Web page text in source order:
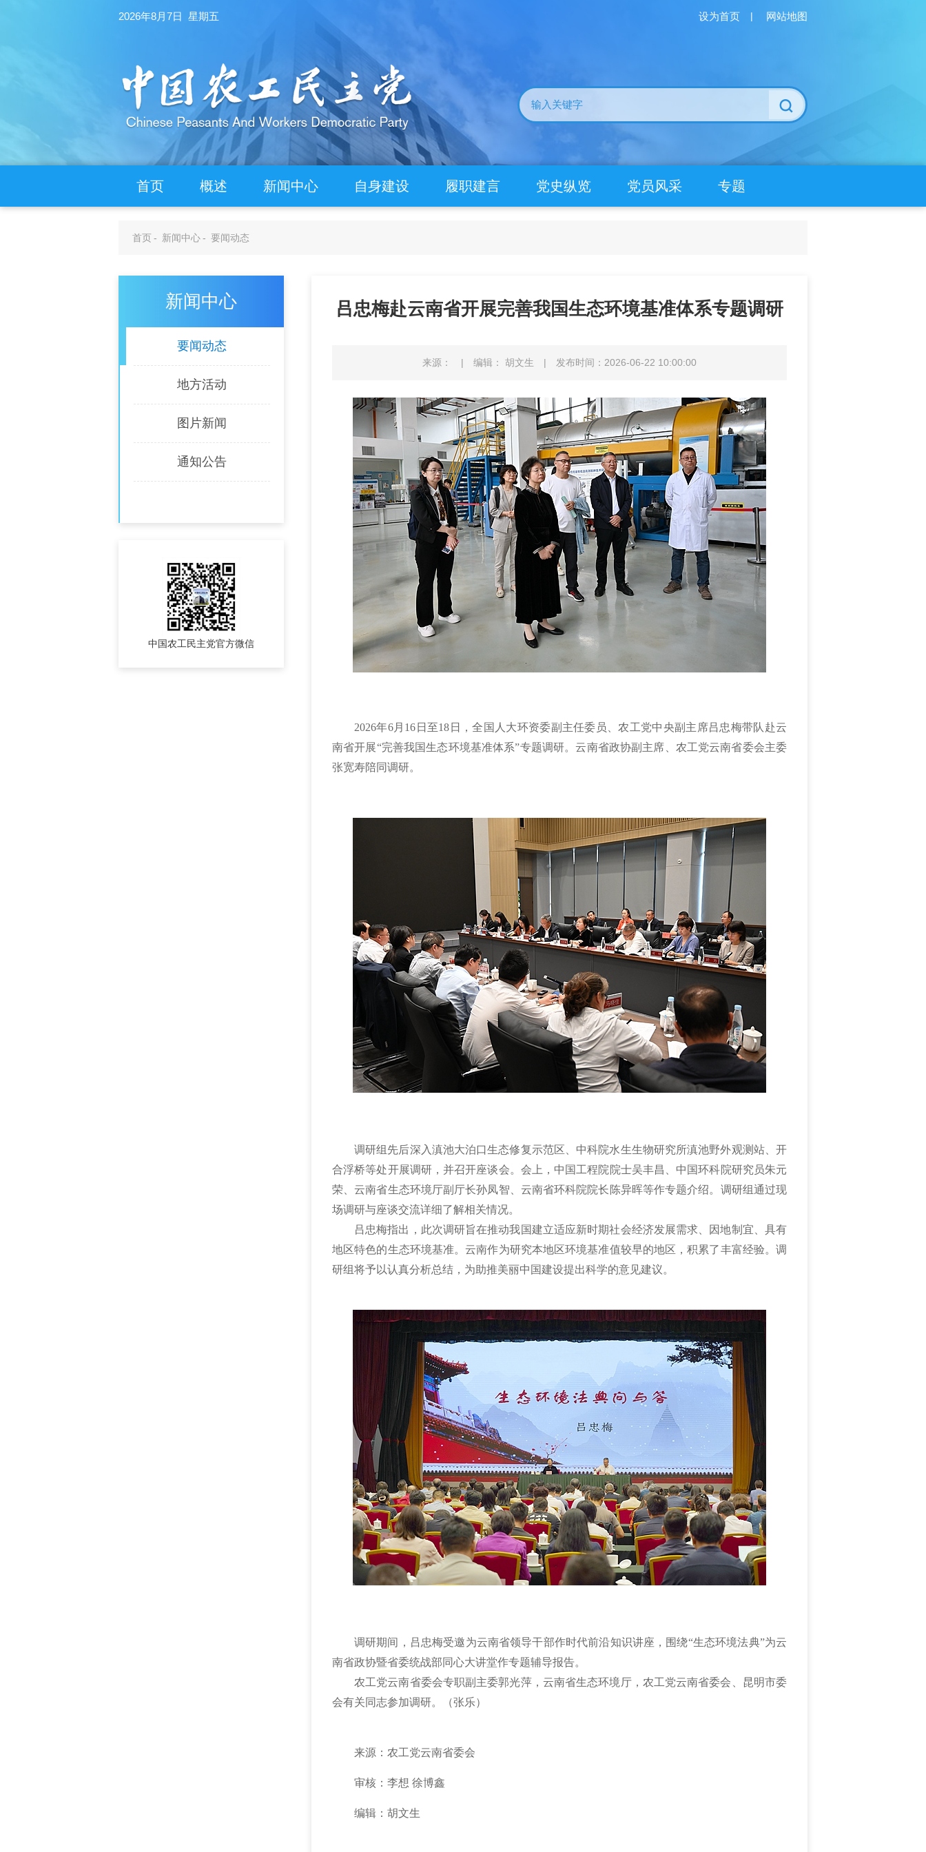
2026年8月7日 星期五 设为首页 | 网站地图
首页 概述 新闻中心 自身建设 履职建言 党史纵览 党员风采 专题
首页- 新闻中心- 要闻动态
新闻中心
要闻动态
地方活动
图片新闻
通知公告
中国农工民主党官方微信
吕忠梅赴云南省开展完善我国生态环境基准体系专题调研
来源： | 编辑： 胡文生 | 发布时间：2026-06-22 10:00:00
2026年6月16日至18日，全国人大环资委副主任委员、农工党中央副主席吕忠梅带队赴云
南省开展“完善我国生态环境基准体系”专题调研。云南省政协副主席、农工党云南省委会主委
张宽寿陪同调研。
调研组先后深入滇池大泊口生态修复示范区、中科院水生生物研究所滇池野外观测站、开
合浮桥等处开展调研，并召开座谈会。会上，中国工程院院士吴丰昌、中国环科院研究员朱元
荣、云南省生态环境厅副厅长孙凤智、云南省环科院院长陈异晖等作专题介绍。调研组通过现
场调研与座谈交流详细了解相关情况。
吕忠梅指出，此次调研旨在推动我国建立适应新时期社会经济发展需求、因地制宜、具有
地区特色的生态环境基准。云南作为研究本地区环境基准值较早的地区，积累了丰富经验。调
研组将予以认真分析总结，为助推美丽中国建设提出科学的意见建议。
调研期间，吕忠梅受邀为云南省领导干部作时代前沿知识讲座，围绕“生态环境法典”为云
南省政协暨省委统战部同心大讲堂作专题辅导报告。
农工党云南省委会专职副主委郭光萍，云南省生态环境厅，农工党云南省委会、昆明市委
会有关同志参加调研。（张乐）
来源：农工党云南省委会
审核：李想 徐博鑫
编辑：胡文生